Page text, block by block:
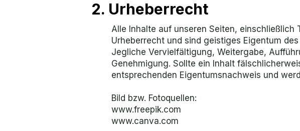
2. Urheberrecht
Alle Inhalte auf unseren Seiten, einschließlich
Urheberrecht und sind geistiges Eigentum
Jegliche Vervielfältigung, Weitergabe,
Genehmigung. Sollte ein Inhalt
entsprechenden Eigentumsnachweis und
Bild bzw. Fotoquellen:
www.freepik.com
www.canva.com